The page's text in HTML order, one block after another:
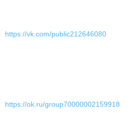
https://vk.com/public212646080
https://ok.ru/group70000002159918